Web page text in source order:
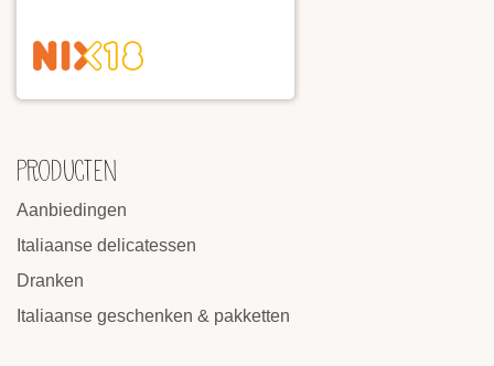
PRODUCTEN
Aanbiedingen
Italiaanse delicatessen
Dranken
Italiaanse geschenken & pakketten